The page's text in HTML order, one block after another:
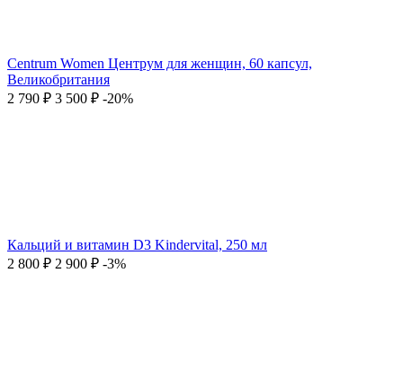
Centrum Women Центрум для женщин, 60 капсул,
Великобритания
2 790 ₽ 3 500 ₽ -20%
Кальций и витамин D3 Kindervital, 250 мл
2 800 ₽ 2 900 ₽ -3%